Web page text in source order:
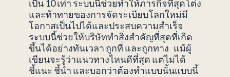
เป็น 10 เท่า ระบบนี้ช่วยทำให้ภารกิจที่สุดโต่ง
และท้าทายของการจัดระเบียบโลกใหม่มี
โอกาสเป็นไปได้และประสบความสำเร็จ
ระบบนี้ช่วยให้บริษัททำสิ่งสำคัญที่สุดที่เกิด
ขึ้นได้อย่างทันเวลา ถูกที่ และถูกทาง แม้ผู้
เขียนจะรู้ว่าแนวทางไหนดีที่สุด แต่ไม่ได้
ชี้แนะ ชี้นำ และบอกว่าต้องทำแบบนั้นแบบนี้